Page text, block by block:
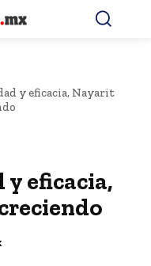
y eficacia, Nayarit
eficacia,